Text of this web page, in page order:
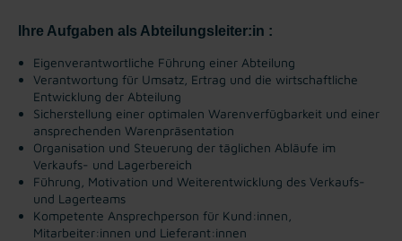
Ihre Aufgaben als Abteilungsleiter:in :
Eigenverantwortliche Führung einer Abteilung
Verantwortung für Umsatz, Ertrag und die wirtschaftliche
Entwicklung der Abteilung
Sicherstellung einer optimalen Warenverfügbarkeit und einer
ansprechenden Warenpräsentation
Organisation und Steuerung der täglichen Abläufe im
Verkaufs- und Lagerbereich
Führung, Motivation und Weiterentwicklung des Verkaufs-
und Lagerteams
Kompetente Ansprechperson für Kund:innen,
Mitarbeiter:innen und Lieferant:innen